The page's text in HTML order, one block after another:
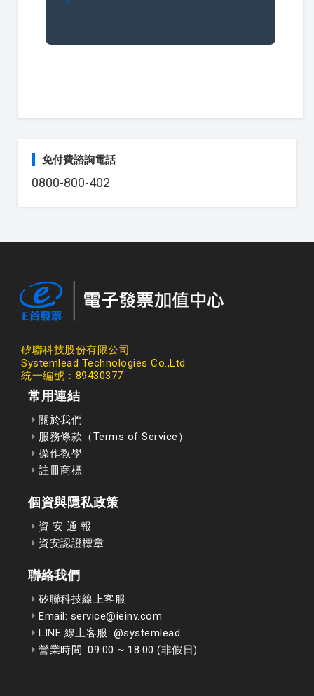
免付費諮詢電話
0800-800-402
矽聯科技股份有限公司
Systemlead Technologies Co.,Ltd
統一編號：89430377
常用連結
關於我們
服務條款（Terms of Service）
操作教學
註冊商標
個資與隱私政策
資 安 通 報
資安認證標章
聯絡我們
矽聯科技線上客服
Email: service@ieinv.com
LINE 線上客服: @systemlead
營業時間: 09:00 ~ 18:00 (非假日)